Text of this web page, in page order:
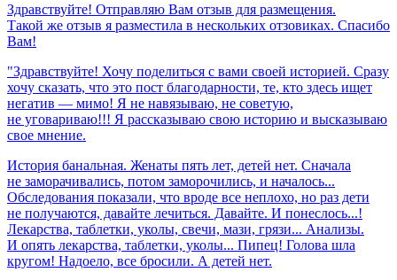
Здравствуйте! Отправляю Вам отзыв для размещения.
Такой же отзыв я разместила в нескольких отзовиках. Спасибо
Вам!
"Здравствуйте! Хочу поделиться с вами своей историей. Сразу
хочу сказать, что это пост благодарности, те, кто здесь ищет
негатив — мимо! Я не навязываю, не советую,
не уговариваю!!! Я рассказываю свою историю и высказываю
свое мнение.
История банальная. Женаты пять лет, детей нет. Сначала
не заморачивались, потом заморочились, и началось...
Обследования показали, что вроде все неплохо, но раз дети
не получаются, давайте лечиться. Давайте. И понеслось...!
Лекарства, таблетки, уколы, свечи, мази, грязи... Анализы.
И опять лекарства, таблетки, уколы... Пипец! Голова шла
кругом! Надоело, все бросили. А детей нет.